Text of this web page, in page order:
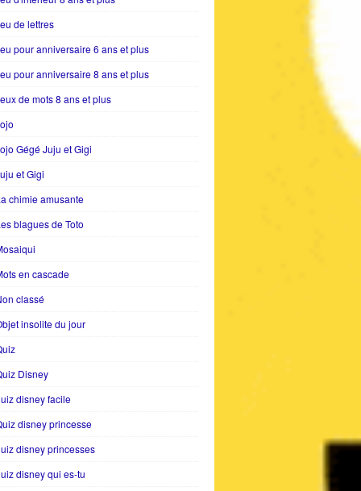
de lettres
pour anniversaire 6 ans et plus
pour anniversaire 8 ans et plus
de mots 8 ans et plus
Gégé Juju et Gigi
et Gigi
chimie amusante
blagues de Toto
en cascade
classé
insolite du jour
Disney
disney facile
disney princesse
disney princesses
disney qui es-tu